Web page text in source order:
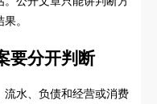
。
要分开判断
水、负债和经营或消费